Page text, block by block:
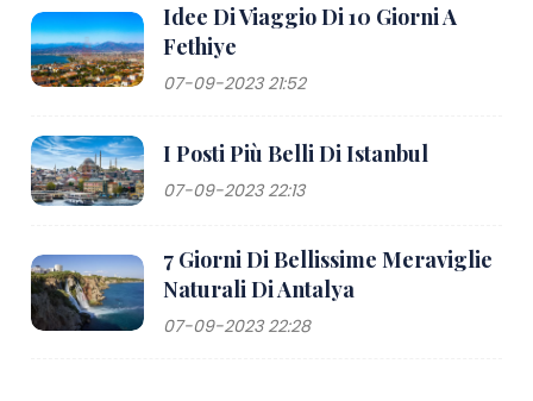
Idee Di Viaggio Di 10 Giorni A
Fethiye
07-09-2023 21:52
I Posti Più Belli Di Istanbul
07-09-2023 22:13
7 Giorni Di Bellissime Meraviglie
Naturali Di Antalya
07-09-2023 22:28